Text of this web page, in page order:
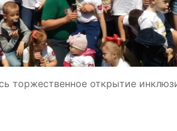
торжественное открытие